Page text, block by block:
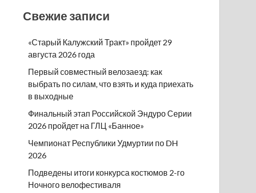
Свежие записи
«Старый Калужский Тракт» пройдет 29
августа 2026 года
Первый совместный велозаезд: как
выбрать по силам, что взять и куда приехать
в выходные
Финальный этап Российской Эндуро Серии
2026 пройдет на ГЛЦ «Банное»
Чемпионат Республики Удмуртии по DH
2026
Подведены итоги конкурса костюмов 2-го
Ночного велофестиваля